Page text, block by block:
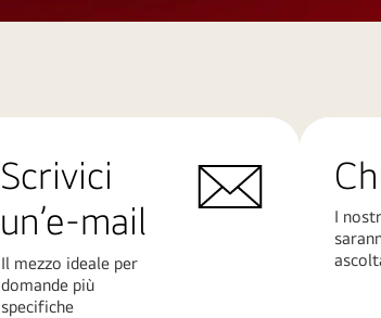
Scrivici
un’e-mail
Il mezzo ideale per
domande più
specifiche
I